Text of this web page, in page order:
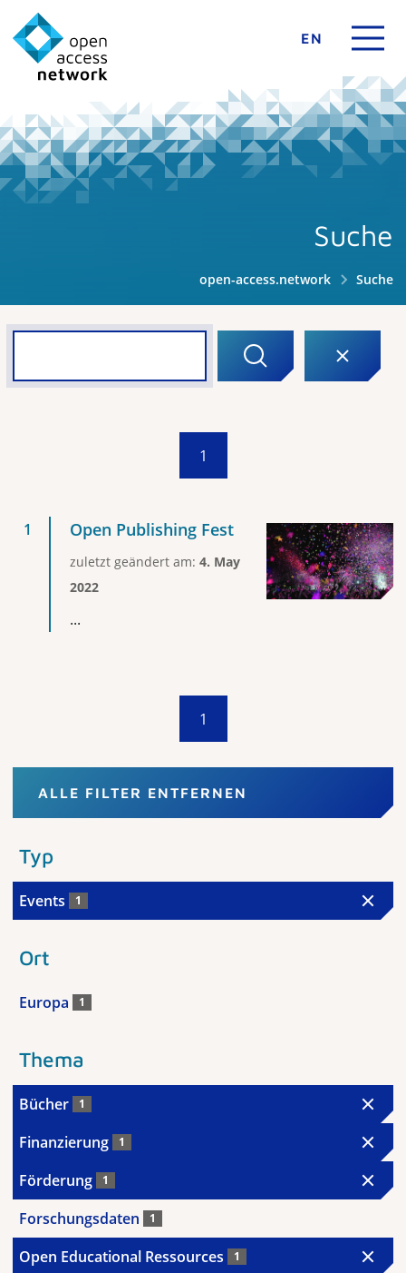
EN
Suche
open-access.network Suche
1
Open Publishing Fest
zuletzt geändert am: 4. May
2022
...
1
ALLE FILTER ENTFERNEN
Typ
Events 1
Ort
Europa 1
Thema
Bücher 1
Finanzierung 1
Förderung 1
Forschungsdaten 1
Open Educational Ressources 1